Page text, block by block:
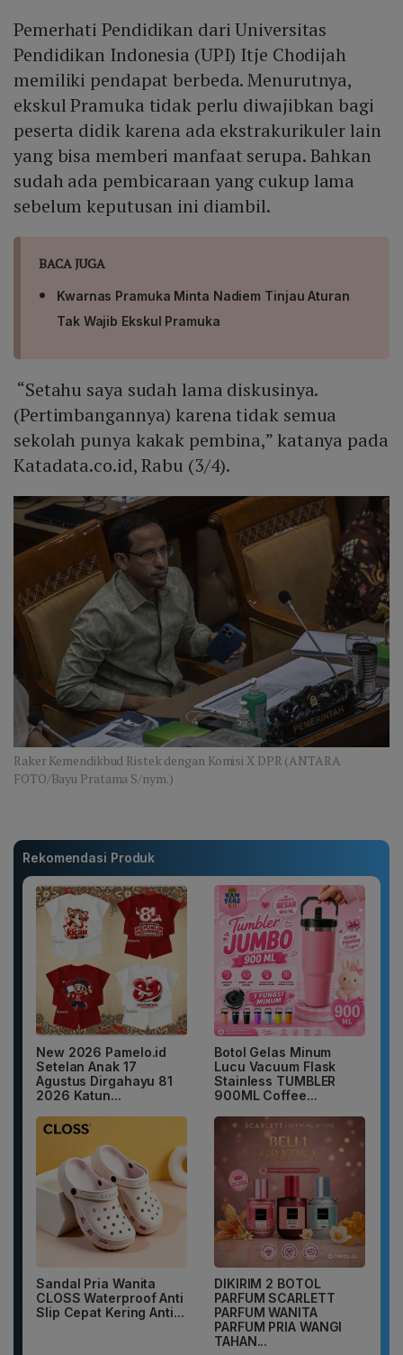
Pemerhati Pendidikan dari Universitas
Pendidikan Indonesia (UPI) Itje Chodijah
memiliki pendapat berbeda. Menurutnya,
ekskul Pramuka tidak perlu diwajibkan bagi
peserta didik karena ada ekstrakurikuler lain
yang bisa memberi manfaat serupa. Bahkan
sudah ada pembicaraan yang cukup lama
sebelum keputusan ini diambil.
BACA JUGA
Kwarnas Pramuka Minta Nadiem Tinjau Aturan
Tak Wajib Ekskul Pramuka
“Setahu saya sudah lama diskusinya.
(Pertimbangannya) karena tidak semua
sekolah punya kakak pembina,” katanya pada
Katadata.co.id, Rabu (3/4).
Raker Kemendikbud Ristek dengan Komisi X DPR (ANTARA
FOTO/Bayu Pratama S/nym.)
Rekomendasi Produk
New 2026 Pamelo.id
Setelan Anak 17
Agustus Dirgahayu 81
2026 Katun...
Botol Gelas Minum
Lucu Vacuum Flask
Stainless TUMBLER
900ML Coffee...
Sandal Pria Wanita
CLOSS Waterproof Anti
Slip Cepat Kering Anti...
DIKIRIM 2 BOTOL
PARFUM SCARLETT
PARFUM WANITA
PARFUM PRIA WANGI
TAHAN...